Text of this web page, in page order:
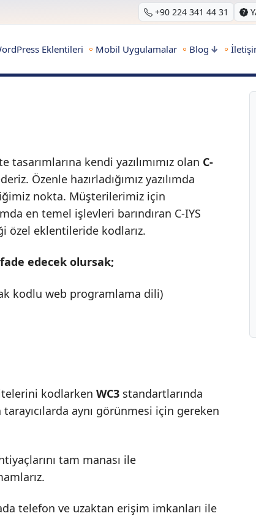
+90 224 341 44 31
Eklentileri Mobil Uygulamalar Blog
tasarımlarına kendi yazılımımız olan C-
Özenle hazırladığımız yazılımda
nokta. Müşterilerimiz için
en temel işlevleri barındıran C-IYS
özel eklentileride kodlarız.
edecek olursak;
kodlu web programlama dili)
kodlarken WC3 standartlarında
aynı görünmesi için gereken
tam manası ile
telefon ve uzaktan erişim imkanları ile